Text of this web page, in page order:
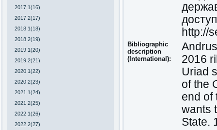
2017 1(16)
2017 2(17)
2018 1(18)
2018 2(19)
2019 1(20)
2019 2(21)
2020 1(22)
2020 2(23)
2021 1(24)
2021 2(25)
2022 1(26)
2022 2(27)
http://
Bibliographic
description
(International):
2016
Uriad
of the
end of
wants
State.